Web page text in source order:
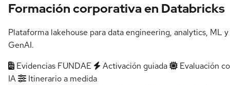
Formación corporativa en Databricks
Plataforma lakehouse para data engineering, analytics, ML y
GenAI.
Evidencias FUNDAE
Activación guiada
Evaluación
IA
Itinerario a medida